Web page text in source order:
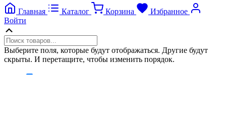
Главная Каталог Корзина
Избранное
Войти
вверх
Выберите поля, которые будут отображаться. Другие будут
скрыты. И перетащите, чтобы изменить порядок.